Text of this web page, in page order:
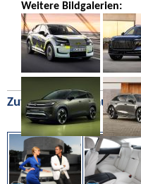
Weitere Bildgalerien:
Zufällige Bilder aus